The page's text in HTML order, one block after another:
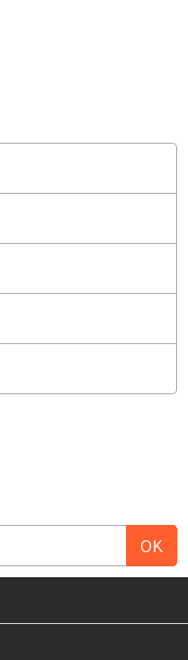
OK